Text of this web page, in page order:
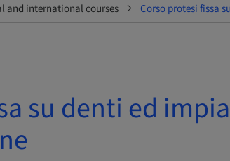
and international courses Corso protesi fissa
su denti ed